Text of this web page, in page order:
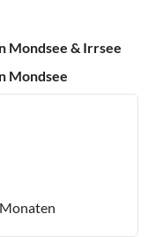
Mondsee & Irrsee
Mondsee